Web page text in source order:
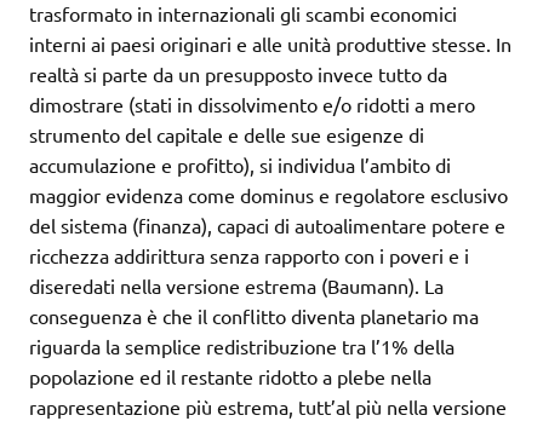
trasformato in internazionali gli scambi economici
interni ai paesi originari e alle unità produttive stesse. In
realtà si parte da un presupposto invece tutto da
dimostrare (stati in dissolvimento e/o ridotti a mero
strumento del capitale e delle sue esigenze di
accumulazione e profitto), si individua l’ambito di
maggior evidenza come dominus e regolatore esclusivo
del sistema (finanza), capaci di autoalimentare potere e
ricchezza addirittura senza rapporto con i poveri e i
diseredati nella versione estrema (Baumann). La
conseguenza è che il conflitto diventa planetario ma
riguarda la semplice redistribuzione tra l’1% della
popolazione ed il restante ridotto a plebe nella
rappresentazione più estrema, tutt’al più nella versione